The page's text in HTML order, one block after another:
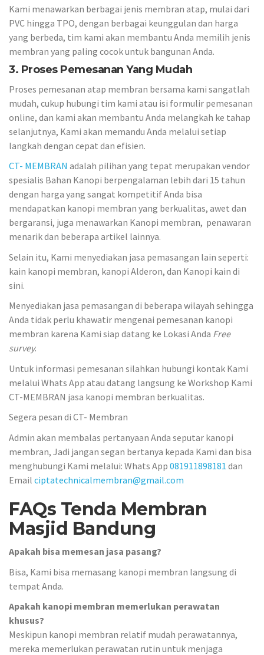
Kami menawarkan berbagai jenis membran atap, mulai dari
PVC hingga TPO, dengan berbagai keunggulan dan harga
yang berbeda, tim kami akan membantu Anda memilih jenis
membran yang paling cocok untuk bangunan Anda.
3. Proses Pemesanan Yang Mudah
Proses pemesanan atap membran bersama kami sangatlah
mudah, cukup hubungi tim kami atau isi formulir pemesanan
online, dan kami akan membantu Anda melangkah ke tahap
selanjutnya, Kami akan memandu Anda melalui setiap
langkah dengan cepat dan efisien.
CT- MEMBRAN adalah pilihan yang tepat merupakan vendor
spesialis Bahan Kanopi berpengalaman lebih dari 15 tahun
dengan harga yang sangat kompetitif Anda bisa
mendapatkan kanopi membran yang berkualitas, awet dan
bergaransi, juga menawarkan Kanopi membran, penawaran
menarik dan beberapa artikel lainnya.
Selain itu, Kami menyediakan jasa pemasangan lain seperti:
kain kanopi membran, kanopi Alderon, dan Kanopi kain di
sini.
Menyediakan jasa pemasangan di beberapa wilayah sehingga
Anda tidak perlu khawatir mengenai pemesanan kanopi
membran karena Kami siap datang ke Lokasi Anda Free
survey.
Untuk informasi pemesanan silahkan hubungi kontak Kami
melalui Whats App atau datang langsung ke Workshop Kami
CT-MEMBRAN jasa kanopi membran berkualitas.
Segera pesan di CT- Membran
Admin akan membalas pertanyaan Anda seputar kanopi
membran, Jadi jangan segan bertanya kepada Kami dan bisa
menghubungi Kami melalui: Whats App 081911898181 dan
Email ciptatechnicalmembran@gmail.com
FAQs Tenda Membran
Masjid Bandung
Apakah bisa memesan jasa pasang?
Bisa, Kami bisa memasang kanopi membran langsung di
tempat Anda.
Apakah kanopi membran memerlukan perawatan
khusus?
Meskipun kanopi membran relatif mudah perawatannya,
mereka memerlukan perawatan rutin untuk menjaga